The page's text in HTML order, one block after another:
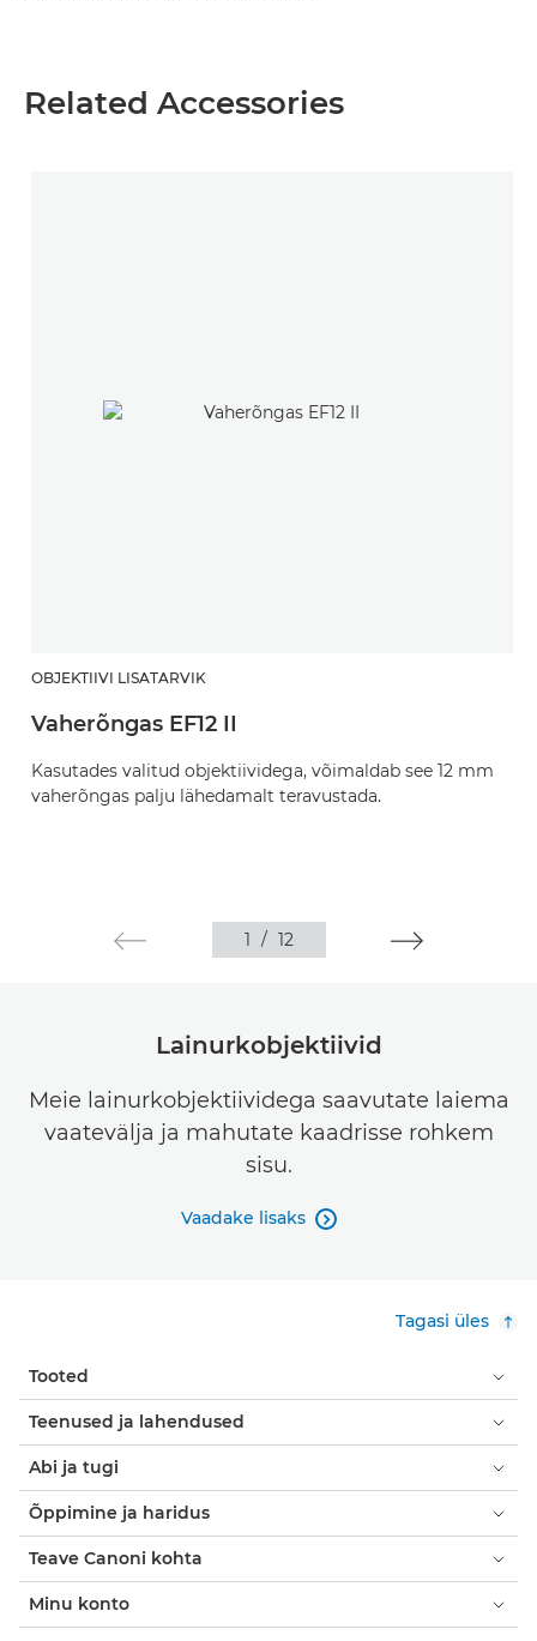
Related Accessories
OBJEKTIIVI LISATARVIK
Vaherõngas EF12 II
Kasutades valitud objektiividega, võimaldab see 12 mm
vaherõngas palju lähedamalt teravustada.
1 / 12
Lainurkobjektiivid
Meie lainurkobjektiividega saavutate laiema
vaatevälja ja mahutate kaadrisse rohkem
sisu.
Vaadake lisaks 
Tagasi üles
Tooted
Teenused ja lahendused
Abi ja tugi
Õppimine ja haridus
Teave Canoni kohta
Minu konto